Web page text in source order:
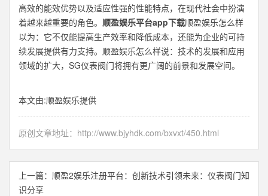
高效的能效优势以及适应性强的性能特点，在现代社会中扮演
着越来越重要的角色。 顺盈娱乐平台app下载顺盈娱乐怎么样
以为：它不仅能提高生产效率和降低成本，还能为企业的可持
续发展提供有力支持。顺盈娱乐怎么样说：技术的发展和应用
领域的扩大，SG仪表阀门将拥有更广阔的前景和发展空间。
本文由:顺盈娱乐提供
原创文章地址： http://www.bjyhdk.com/bxvxt/450.html
上一篇： 顺盈2娱乐注册平台：创新技术引领未来：仪表阀门知
识分享